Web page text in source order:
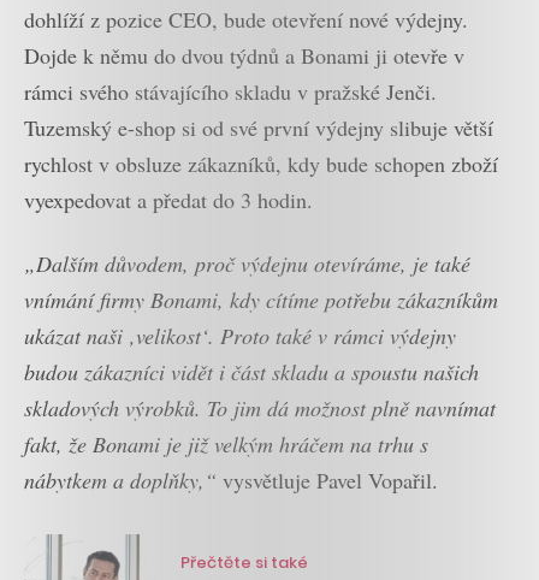
dohlíží z pozice CEO, bude otevření nové výdejny.
Dojde k němu do dvou týdnů a Bonami ji otevře v
rámci svého stávajícího skladu v pražské Jenči.
Tuzemský e-shop si od své první výdejny slibuje větší
rychlost v obsluze zákazníků, kdy bude schopen zboží
vyexpedovat a předat do 3 hodin.
„Dalším důvodem, proč výdejnu otevíráme, je také
vnímání firmy Bonami, kdy cítíme potřebu zákazníkům
ukázat naši ‚velikost‘. Proto také v rámci výdejny
budou zákazníci vidět i část skladu a spoustu našich
skladových výrobků. To jim dá možnost plně navnímat
fakt, že Bonami je již velkým hráčem na trhu s
nábytkem a doplňky,“ vysvětluje Pavel Vopařil.
Přečtěte si také